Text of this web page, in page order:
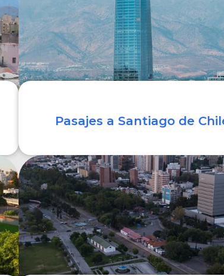
Pasajes a Santiago de
COMPRAR